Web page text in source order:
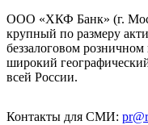
ООО «ХКФ Банк» (г.
крупный по размеру
беззалоговом
широкий
всей России.
Контакты для СМИ: